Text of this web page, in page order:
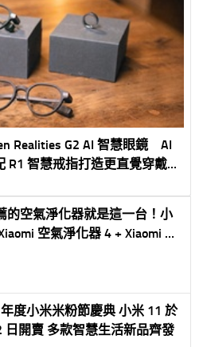
Realities G2 AI 智慧眼鏡 AI
智慧戒指打造更直覺穿戴體
的空氣淨化器就是這一台！小
空氣淨化器 4 + Xiaomi 空
度小米米粉節慶典 小米 11 於
日開賣 多款智慧生活新品齊發